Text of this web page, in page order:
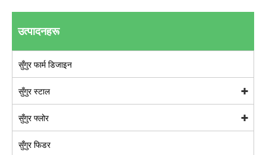
उत्पादनहरू
सुँगुर फार्म डिजाइन
सुँगुर स्टाल
सुँगुर फ्लोर
सुँगुर फिडर